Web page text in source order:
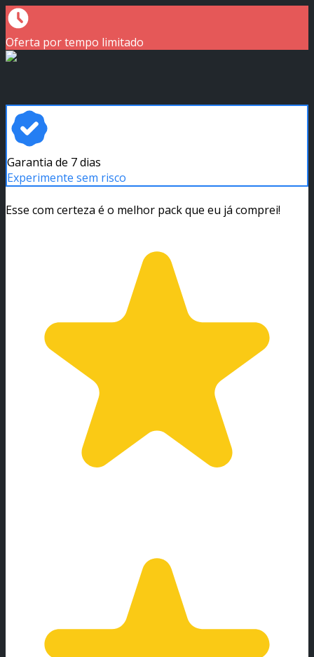
Oferta por tempo limitado
Garantia de 7 dias
Experimente sem risco
Esse com certeza é o melhor pack que eu já comprei!